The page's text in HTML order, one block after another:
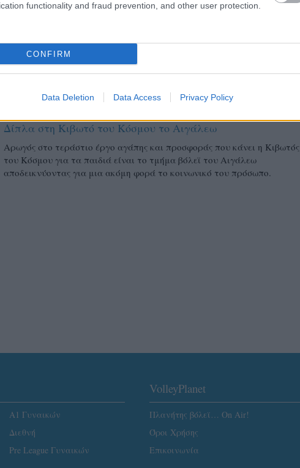
functionality and fraud prevention, and other user protection.
CONFIRM
Data Deletion Data Access Privacy Policy
Δίπλα στη Κιβωτό του Κόσμου το Αιγάλεω
Αρωγός στο τεράστιο έργο αγάπης και προσφοράς που κάνει η Κιβωτός
του Κόσμου για τα παιδιά είναι το τμήμα βόλεϊ του Αιγάλεω
αποδεικνύοντας για μια ακόμη φορά το κοινωνικό του πρόσωπο.
Α1 Γυναικών
Διεθνή
Pre League Γυναικών
VolleyPlanet
Πλανήτης βόλεϊ… On Air!
Όροι Χρήσης
Επικοινωνία